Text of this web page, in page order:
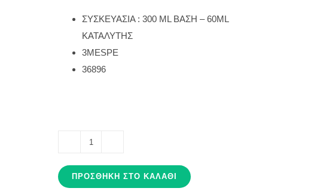
ΣΥΣΚΕΥΑΣΙΑ : 300 ML ΒΑΣΗ – 60ML
ΚΑΤΑΛΥΤΗΣ
3ΜESPE
36896
XT
ΠΡΟΣΘΉΚΗ ΣΤΟ ΚΑΛΆΘΙ